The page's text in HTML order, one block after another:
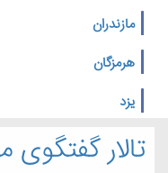
مازندران
هرمزگان
یزد
تالار گفتگوی